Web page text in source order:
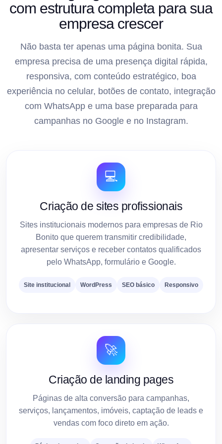
com estrutura completa para sua
empresa crescer
Não basta ter apenas uma página bonita. Sua
empresa precisa de uma presença digital rápida,
responsiva, com conteúdo estratégico, boa
experiência no celular, botões de contato, integração
com WhatsApp e uma base preparada para
campanhas no Google e no Instagram.
💻
Criação de sites profissionais
Sites institucionais modernos para empresas de Rio
Bonito que querem transmitir credibilidade,
apresentar serviços e receber contatos qualificados
pelo WhatsApp, formulário e Google.
Site institucional WordPress SEO básico Responsivo
🚀
Criação de landing pages
Páginas de alta conversão para campanhas,
serviços, lançamentos, imóveis, captação de leads e
vendas com foco direto em ação.